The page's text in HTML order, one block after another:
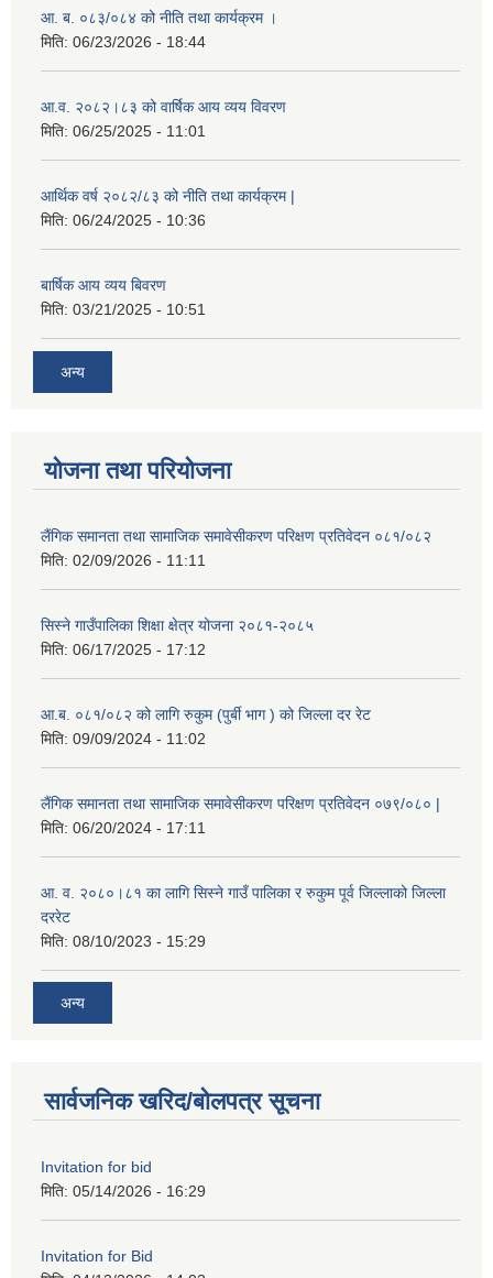
आ. ब. ०८३/०८४ को नीति तथा कार्यक्रम ।
मिति: 06/23/2026 - 18:44
आ.व. २०८२।८३ को वार्षिक आय व्यय विवरण
मिति: 06/25/2025 - 11:01
आर्थिक वर्ष २०८२/८३ को नीति तथा कार्यक्रम |
मिति: 06/24/2025 - 10:36
बार्षिक आय व्यय बिवरण
मिति: 03/21/2025 - 10:51
अन्य
योजना तथा परियोजना
लैंगिक समानता तथा सामाजिक समावेसीकरण परिक्षण प्रतिवेदन ०८१/०८२
मिति: 02/09/2026 - 11:11
सिस्ने गाउँपालिका शिक्षा क्षेत्र योजना २०८१-२०८५
मिति: 06/17/2025 - 17:12
आ.ब. ०८१/०८२ को लागि रुकुम (पुर्बी भाग ) को जिल्ला दर रेट
मिति: 09/09/2024 - 11:02
लैंगिक समानता तथा सामाजिक समावेसीकरण परिक्षण प्रतिवेदन ०७९/०८० |
मिति: 06/20/2024 - 17:11
आ. व. २०८०।८१ का लागि सिस्ने गाउँ पालिका र रुकुम पूर्व जिल्लाको जिल्ला
दररेट
मिति: 08/10/2023 - 15:29
अन्य
सार्वजनिक खरिद/बोलपत्र सूचना
Invitation for bid
मिति: 05/14/2026 - 16:29
Invitation for Bid